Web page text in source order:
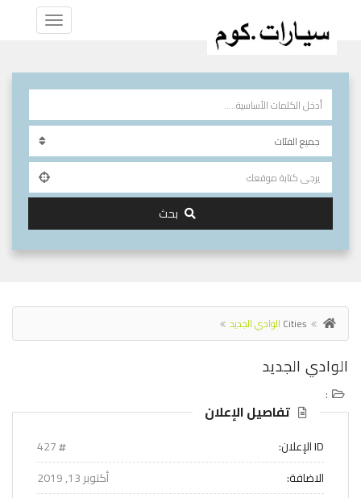
بحث
Cities الوادي الجديد
الوادي الجديد
:
تفاصيل الإعلان
ID الإعلان:
الاضافة:
أكتوبر 13, 2019